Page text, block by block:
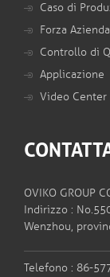
Caso di
Forza Azienda
Controllo di
Applicazione
Video Center
OVIKO GROUP
Indirizzo :
Wenzhou,
Telefono : 86-